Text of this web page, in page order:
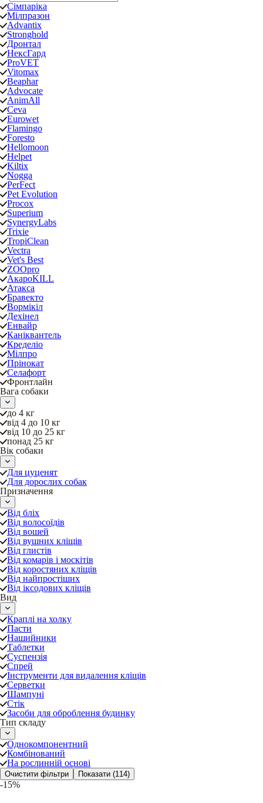
Сімпаріка
Мілпразон
Advantix
Stronghold
Дронтал
НексГард
ProVET
Vitomax
Beaphar
Advocate
AnimAll
Ceva
Eurowet
Flamingo
Foresto
Hellomoon
Helpet
Kiltix
Nogga
PerFect
Pet Evolution
Procox
Superium
SynergyLabs
Trixie
TropiClean
Vectra
Vet's Best
ZOOpro
АкароKILL
Атакса
Бравекто
Вормікіл
Дехінел
Енвайр
Каніквантель
Кределіо
Мілпро
Прінокат
Селафорт
Фронтлайн
Вага собаки
до 4 кг
від 4 до 10 кг
від 10 до 25 кг
понад 25 кг
Вік собаки
Для цуценят
Для дорослих собак
Призначення
Від бліх
Від волосоїдів
Від вошей
Від вушних кліщів
Від глистів
Від комарів і москітів
Від коростяних кліщів
Від найпростіших
Від іксодових кліщів
Вид
Краплі на холку
Пасти
Нашийники
Таблетки
Суспензія
Спрей
Інструменти для видалення кліщів
Серветки
Шампуні
Стік
Засоби для оброблення будинку
Тип складу
Однокомпонентний
Комбінований
На рослинній основі
Очистити фільтри Показати (114)
-15%